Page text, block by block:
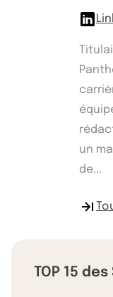
un
de...
TOP 15